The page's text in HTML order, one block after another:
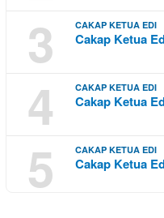
3 CAKAP KETUA EDI
Cakap Ketua
4 CAKAP KETUA EDI
Cakap Ketua
5 CAKAP KETUA EDI
Cakap Ketua